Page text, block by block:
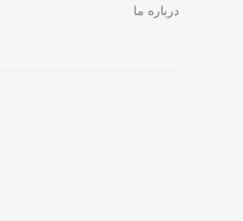
درباره ما